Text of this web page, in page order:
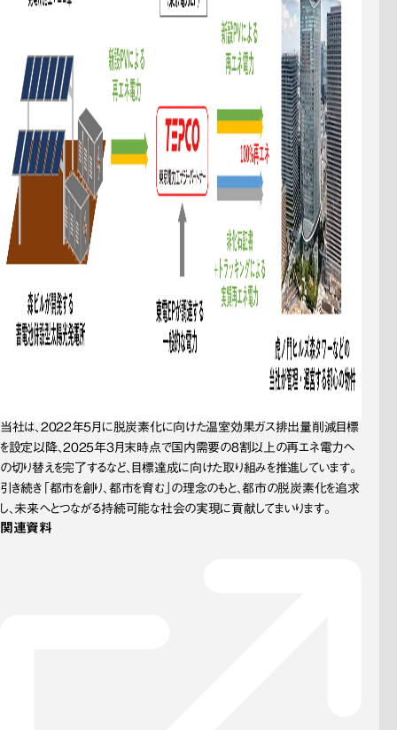
当社は、2022年5月に脱炭素化に向けた温室効果ガス排出量削減目標
を設定以降、2025年3月末時点で国内需要の8割以上の再エネ電力へ
の切り替えを完了するなど、目標達成に向けた取り組みを推進しています。
引き続き「都市を創り、都市を育む」の理念のもと、都市の脱炭素化を追求
し、未来へとつながる持続可能な社会の実現に貢献してまいります。
関連資料